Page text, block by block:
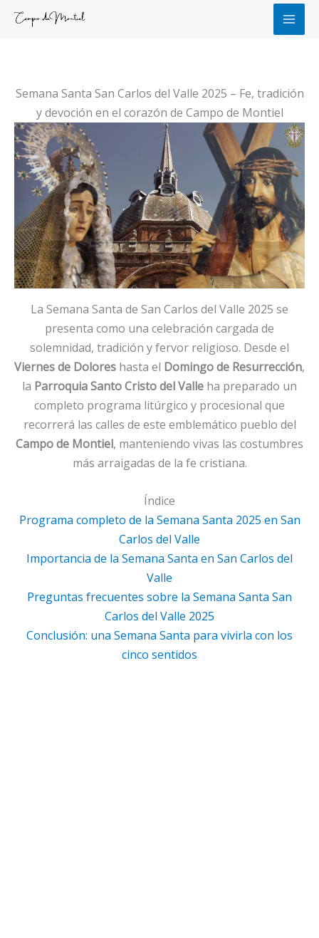
Semana Santa San Carlos del Valle 2025 – Fe, tradición
y devoción en el corazón de Campo de Montiel
La Semana Santa de San Carlos del Valle 2025 se
presenta como una celebración cargada de
solemnidad, tradición y fervor religioso. Desde el
Viernes de Dolores hasta el Domingo de Resurrección,
la Parroquia Santo Cristo del Valle ha preparado un
completo programa litúrgico y procesional que
recorrerá las calles de este emblemático pueblo del
Campo de Montiel, manteniendo vivas las costumbres
más arraigadas de la fe cristiana.
Índice
Programa completo de la Semana Santa 2025 en San
Carlos del Valle
Importancia de la Semana Santa en San Carlos del
Valle
Preguntas frecuentes sobre la Semana Santa San
Carlos del Valle 2025
Conclusión: una Semana Santa para vivirla con los
cinco sentidos